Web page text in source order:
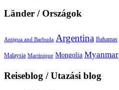
Länder / Országok
Antigua and Barbuda Argentina Bahamas
Malaysia Martinique Mongolia Myanmar
Reiseblog / Utazási blog